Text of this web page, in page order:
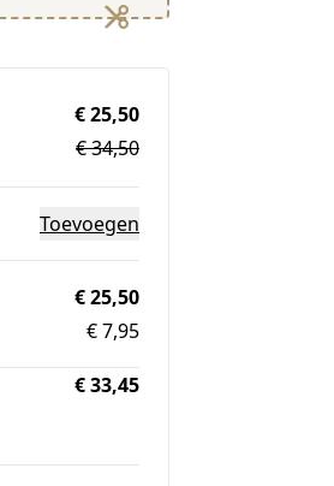
€ 25,50
€ 34,50
Toevoegen
€ 25,50
€ 7,95
€ 33,45